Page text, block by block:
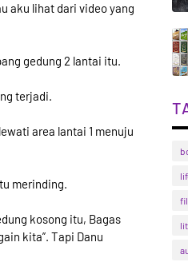
aku lihat dari video yang
gedung 2 lantai itu.
terjadi.
area lantai 1 menuju
merinding.
kosong itu, Bagas
kita”. Tapi Danu